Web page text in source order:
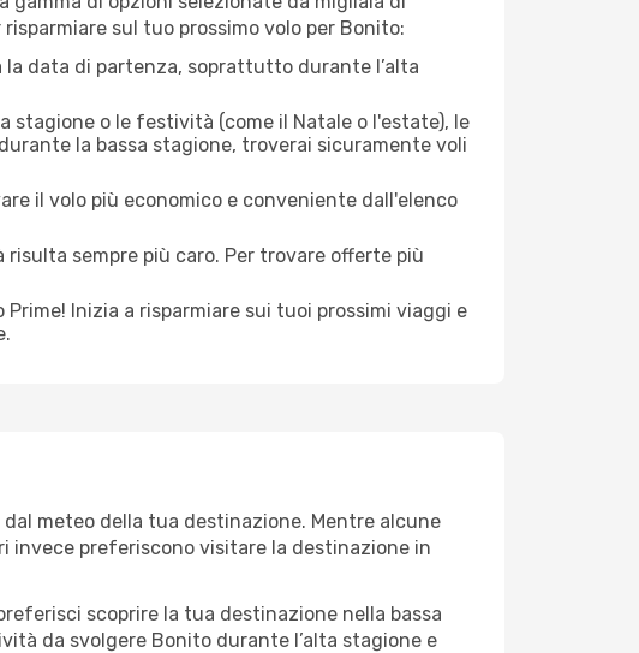
sul tuo prossimo volo per Bonito:
data di partenza, soprattutto durante l’alta
stagione o le festività (come il Natale o l'estate), le
la bassa stagione, troverai sicuramente voli
il volo più economico e conveniente dall'elenco
sempre più caro. Per trovare offerte più
Inizia a risparmiare sui tuoi prossimi viaggi e
meteo della tua destinazione. Mentre alcune
invece preferiscono visitare la destinazione in
scoprire la tua destinazione nella bassa
da svolgere Bonito durante l’alta stagione e